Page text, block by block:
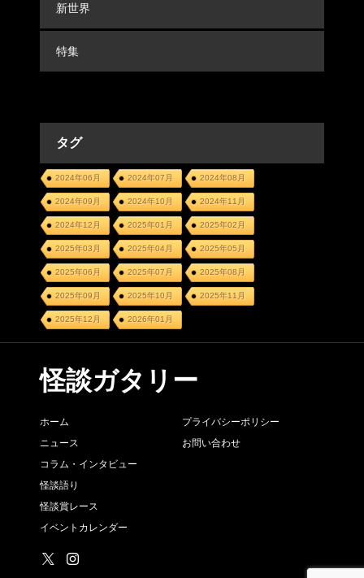
新世界
特集
タグ
2024年06月 2024年07月 2024年08月
2024年09月 2024年10月 2024年11月
2024年12月 2025年01月 2025年02月
2025年03月 2025年04月 2025年05月
2025年06月 2025年07月 2025年08月
2025年09月 2025年10月 2025年11月
2025年12月 2026年01月
怪談ガタリー
ホーム
ニュース
コラム・インタビュー
怪談語り
怪談賞レース
イベントカレンダー
プライバシーポリシー
お問い合わせ